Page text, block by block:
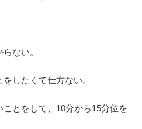
ない。
したくて仕方ない。
とをして、10分から15分位を